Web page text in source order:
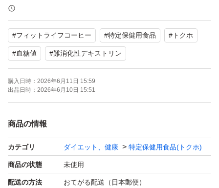
【商品の状態】未使用
賞味期限 2026年１１月
簡易梱包の配送となります
よろしくお願いいたします。
#フィットライフコーヒー #特定保健用食品 # トクホ
#血糖値 #難消化性デキストリン
購入日時： 2026年6月11日 15:59
出品日時： 2026年6月10日 15:51
商品の情報
カテゴリ ダイエット、健康 特定保健用食品(トクホ)
商品の状態 未使用
配送の方法 おてがる配送（日本郵便）